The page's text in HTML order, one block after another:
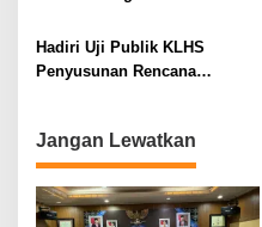
Drastis
Hadiri Uji Publik KLHS
Penyusunan Rencana
Jangan Lewatkan